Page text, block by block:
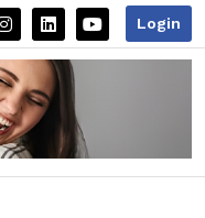
Login